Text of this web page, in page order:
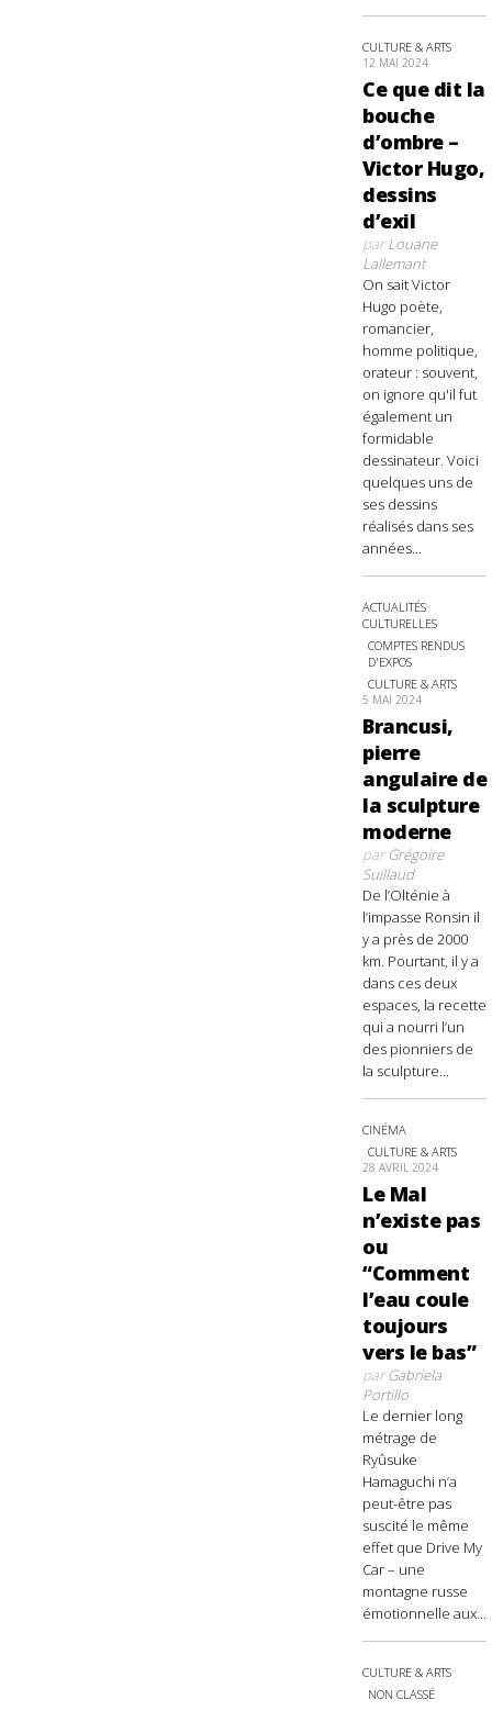
CULTURE & ARTS
12 MAI 2024
Ce que dit la
bouche
d’ombre –
Victor Hugo,
dessins
d’exil
parLouane
Lallemant
On sait Victor
Hugo poète,
romancier,
homme politique,
orateur : souvent,
on ignore qu'il fut
également un
formidable
dessinateur. Voici
quelques uns de
ses dessins
réalisés dans ses
années...
ACTUALITÉS
CULTURELLES
COMPTES RENDUS
D'EXPOS
CULTURE & ARTS
5 MAI 2024
Brancusi,
pierre
angulaire de
la sculpture
moderne
parGrégoire
Suillaud
De l’Olténie à
l’impasse Ronsin il
y a près de 2000
km. Pourtant, il y a
dans ces deux
espaces, la recette
qui a nourri l’un
des pionniers de
la sculpture...
CINÉMA
CULTURE & ARTS
28 AVRIL 2024
Le Mal
n’existe pas
ou
“Comment
l’eau coule
toujours
vers le bas”
parGabriela
Portillo
Le dernier long
métrage de
Ryûsuke
Hamaguchi n’a
peut-être pas
suscité le même
effet que Drive My
Car – une
montagne russe
émotionnelle aux...
CULTURE & ARTS
NON CLASSÉ